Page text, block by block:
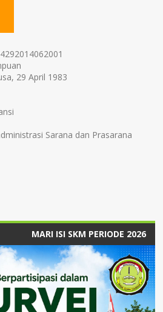
29 April 1983
Sarana dan Prasarana
MARI ISI SKM PERIODE 2026